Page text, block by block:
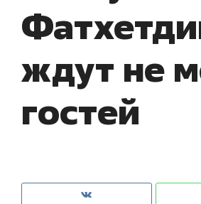
ждут не
гостей
надо знать аксакалов и
Оман?
клиентах и